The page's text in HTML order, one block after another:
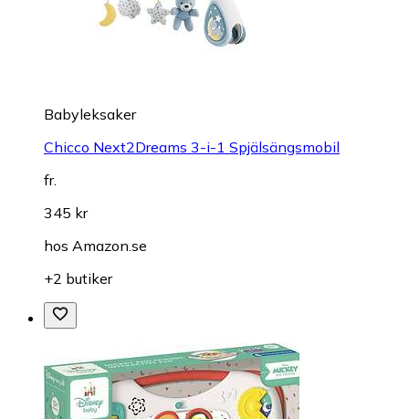
Babyleksaker
Chicco Next2Dreams 3-i-1 Spjälsängsmobil
fr.
345 kr
hos Amazon.se
+2 butiker